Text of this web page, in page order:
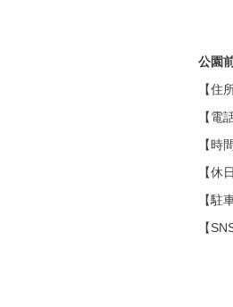
公園
【住
【電
【時
【休
【駐
【